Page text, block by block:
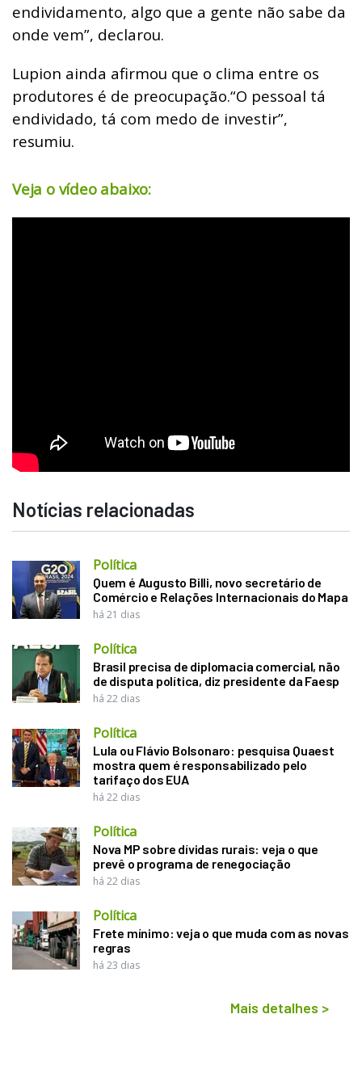
endividamento, algo que a gente não sabe da
onde vem”, declarou.
Lupion ainda afirmou que o clima entre os
produtores é de preocupação.“O pessoal tá
endividado, tá com medo de investir”,
resumiu.
Veja o vídeo abaixo:
Notícias relacionadas
Política
Quem é Augusto Billi, novo secretário de
Comércio e Relações Internacionais do Mapa
há 21 dias
Política
Brasil precisa de diplomacia comercial, não
de disputa política, diz presidente da Faesp
há 22 dias
Política
Lula ou Flávio Bolsonaro: pesquisa Quaest
mostra quem é responsabilizado pelo
tarifaço dos EUA
há 22 dias
Política
Nova MP sobre dívidas rurais: veja o que
prevê o programa de renegociação
há 22 dias
Política
Frete mínimo: veja o que muda com as novas
regras
há 23 dias
Mais detalhes >